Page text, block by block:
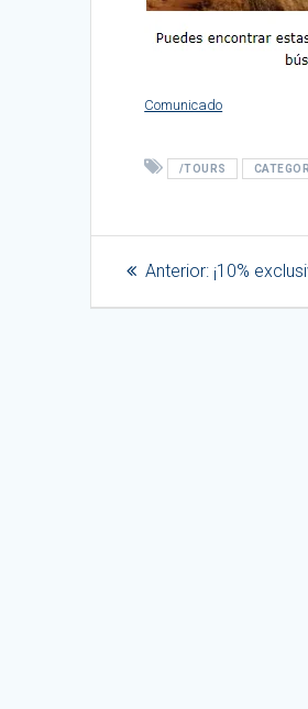
Comunicado
/TOURS
de
Anterior: Entrada
¡10%